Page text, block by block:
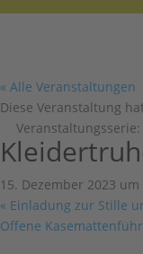
« Alle Veranstaltungen
Diese Veranstaltung
Veranstaltungsserie:
15. Dezember 2023 um
« Einladung zur Stille
Offene